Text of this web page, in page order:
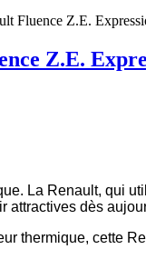
Fluence Z.E.
Z.E.
La Renault, qui
attractives dès
thermique, cette